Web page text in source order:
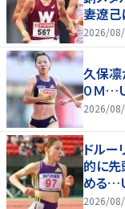
妻遼己
2026/
久保凛
０Ｍ…
2026/
ドル
的に
める…
2026/